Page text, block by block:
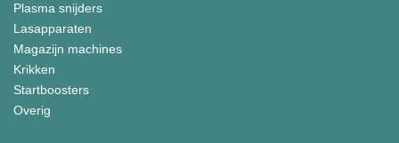
Plasma snijders
Lasapparaten
Magazijn machines
Krikken
Startboosters
Overig